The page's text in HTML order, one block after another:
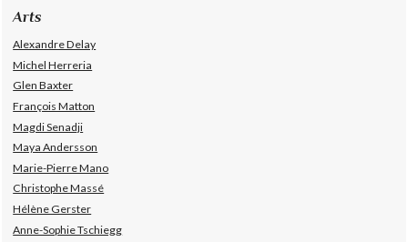
Arts
Alexandre Delay
Michel Herreria
Glen Baxter
François Matton
Magdi Senadji
Maya Andersson
Marie-Pierre Mano
Christophe Massé
Hélène Gerster
Anne-Sophie Tschiegg